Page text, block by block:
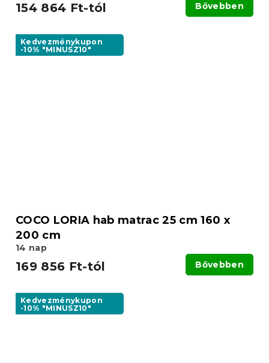
154 864 Ft-tól Bővebben
Kedvezménykupon
-10% "MINUSZ10"
COCO LORIA hab matrac 25 cm 160 x
200 cm
14 nap
169 856 Ft-tól Bővebben
Kedvezménykupon
-10% "MINUSZ10"